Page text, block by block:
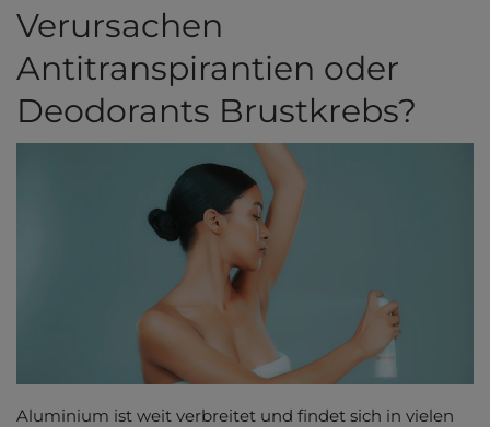
Verursachen
Antitranspirantien oder
Deodorants Brustkrebs?
Aluminium ist weit verbreitet und findet sich in vielen